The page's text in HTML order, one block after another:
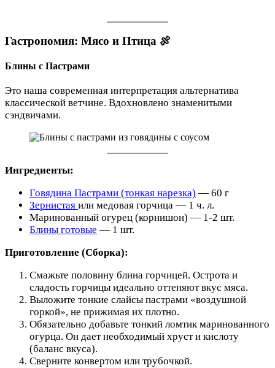
Гастрономия: Мясо и Птица 🍖
Блины с Пастрами
Это наша современная интерпретация альтернатива
классической ветчине. Вдохновлено знаменитыми
сэндвичами.
Ингредиенты:
Говядина Пастрами (тонкая нарезка) — 60 г
Зернистая или медовая горчица — 1 ч. л.
Маринованный огурец (корнишон) — 1-2 шт.
Блины готовые — 1 шт.
Приготовление (Сборка):
Смажьте половину блина горчицей. Острота и
сладость горчицы идеально оттеняют вкус мяса.
Выложите тонкие слайсы пастрами «воздушной
горкой», не прижимая их плотно.
Обязательно добавьте тонкий ломтик маринованного
огурца. Он дает необходимый хруст и кислоту
(баланс вкуса).
Сверните конвертом или трубочкой.